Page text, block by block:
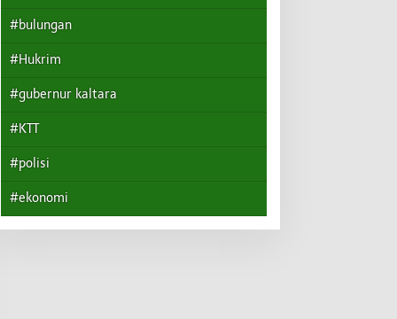
#bulungan
#Hukrim
#gubernur kaltara
#KTT
#polisi
#ekonomi